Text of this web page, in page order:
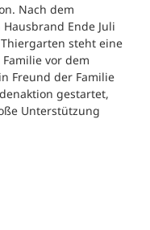
Nach dem
Ende Juli
steht eine
vor dem
Freund der Familie
gestartet,
Unterstützung